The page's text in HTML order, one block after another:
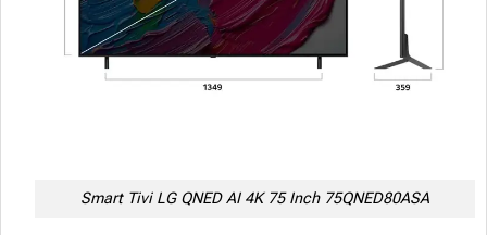
Smart Tivi LG QNED AI 4K 75 Inch 75QNED80ASA